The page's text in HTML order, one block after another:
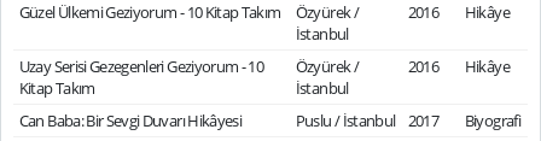
Güzel Ülkemi Geziyorum - 10 Kitap Takım
Özyürek /
İstanbul
2016 Hikâye
Uzay Serisi Gezegenleri Geziyorum - 10
Kitap Takım
Özyürek /
İstanbul
2016 Hikâye
Can Baba: Bir Sevgi Duvarı Hikâyesi Puslu / İstanbul 2017
Biyografi